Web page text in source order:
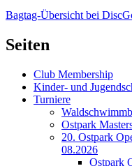
Bagtag-Übersicht bei
Seiten
Club Membership
Kinder- und
Turniere
Ostpark
20. Ostpark
08.2026
Ostpark